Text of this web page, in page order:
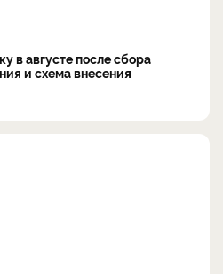
в августе после сбора
и схема внесения